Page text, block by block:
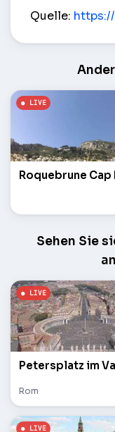
Quelle:
Sehen Sie
Petersplatz im
Rom